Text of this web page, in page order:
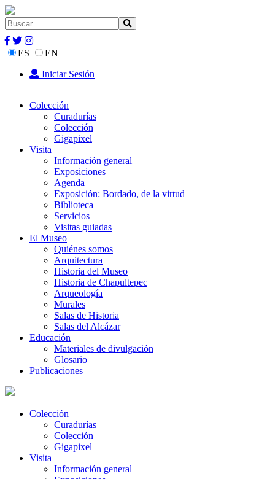
ES
EN
Iniciar Sesión
Colección
Curadurías
Colección
Gigapixel
Visita
Información general
Exposiciones
Agenda
Exposición: Bordado, de la virtud
Biblioteca
Servicios
Visitas guiadas
El Museo
Quiénes somos
Arquitectura
Historia del Museo
Historia de Chapultepec
Arqueología
Murales
Salas de Historia
Salas del Alcázar
Educación
Materiales de divulgación
Glosario
Publicaciones
Colección
Curadurías
Colección
Gigapixel
Visita
Información general